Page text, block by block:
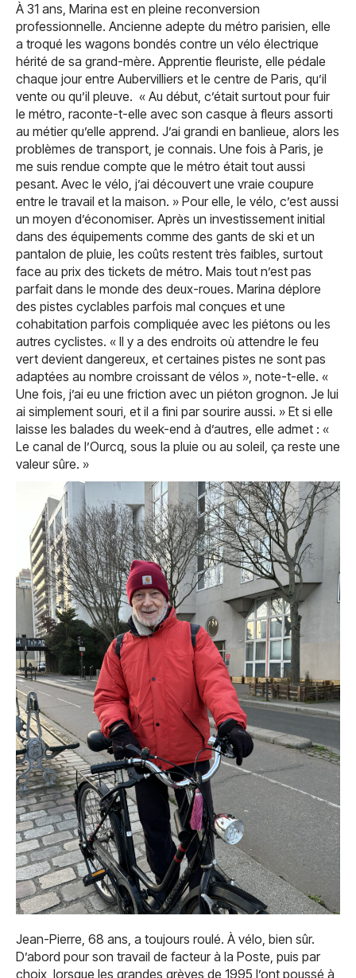
À 31 ans, Marina est en pleine reconversion
professionnelle. Ancienne adepte du métro parisien, elle
a troqué les wagons bondés contre un vélo électrique
hérité de sa grand-mère. Apprentie fleuriste, elle pédale
chaque jour entre Aubervilliers et le centre de Paris, qu’il
vente ou qu’il pleuve. « Au début, c’était surtout pour fuir
le métro, raconte-t-elle avec son casque à fleurs assorti
au métier qu’elle apprend. J’ai grandi en banlieue, alors les
problèmes de transport, je connais. Une fois à Paris, je
me suis rendue compte que le métro était tout aussi
pesant. Avec le vélo, j’ai découvert une vraie coupure
entre le travail et la maison. » Pour elle, le vélo, c’est aussi
un moyen d’économiser. Après un investissement initial
dans des équipements comme des gants de ski et un
pantalon de pluie, les coûts restent très faibles, surtout
face au prix des tickets de métro. Mais tout n’est pas
parfait dans le monde des deux-roues. Marina déplore
des pistes cyclables parfois mal conçues et une
cohabitation parfois compliquée avec les piétons ou les
autres cyclistes. « Il y a des endroits où attendre le feu
vert devient dangereux, et certaines pistes ne sont pas
adaptées au nombre croissant de vélos », note-t-elle. «
Une fois, j’ai eu une friction avec un piéton grognon. Je lui
ai simplement souri, et il a fini par sourire aussi. » Et si elle
laisse les balades du week-end à d’autres, elle admet : «
Le canal de l’Ourcq, sous la pluie ou au soleil, ça reste une
valeur sûre. »
Jean-Pierre, 68 ans, a toujours roulé. À vélo, bien sûr.
D’abord pour son travail de facteur à la Poste, puis par
choix, lorsque les grandes grèves de 1995 l’ont poussé à